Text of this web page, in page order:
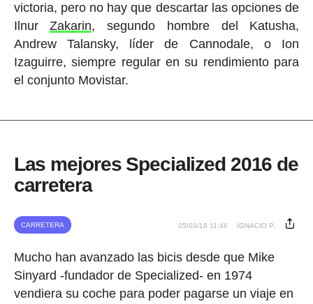
victoria, pero no hay que descartar las opciones de
IlnurZakarin, segundo hombre del Katusha,
Andrew Talansky, líder de Cannodale, o Ion
Izaguirre, siempre regular en su rendimiento para
el conjunto Movistar.
Las mejores Specialized 2016 de
carretera
CARRETERA 05/03/16 11:46 IGNACIO P.
Mucho han avanzado las bicis desde que Mike
Sinyard -fundador de Specialized- en 1974
vendiera su coche para poder pagarse un viaje en